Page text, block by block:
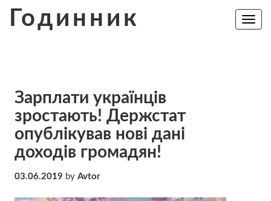
Годинник
Toggle
Зарплати українців
зростають! Держстат
опублікував нові дані
доходів громадян!
03.06.2019 by Avtor